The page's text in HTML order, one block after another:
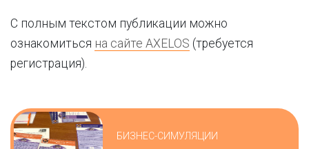
С полным текстом публикации можно
ознакомиться на сайте AXELOS (требуется
регистрация).
БИЗНЕС-СИМУЛЯЦИИ